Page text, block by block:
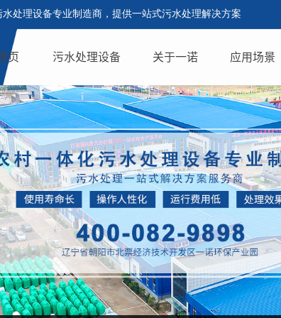
水处理设备专业制造商，提供一站式污水处理解决方案
页 污水处理设备 关于一诺 应用场景